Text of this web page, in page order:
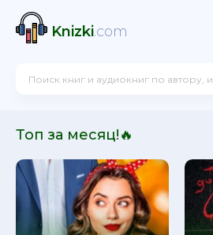
Knizki.com
Топ за месяц!🔥